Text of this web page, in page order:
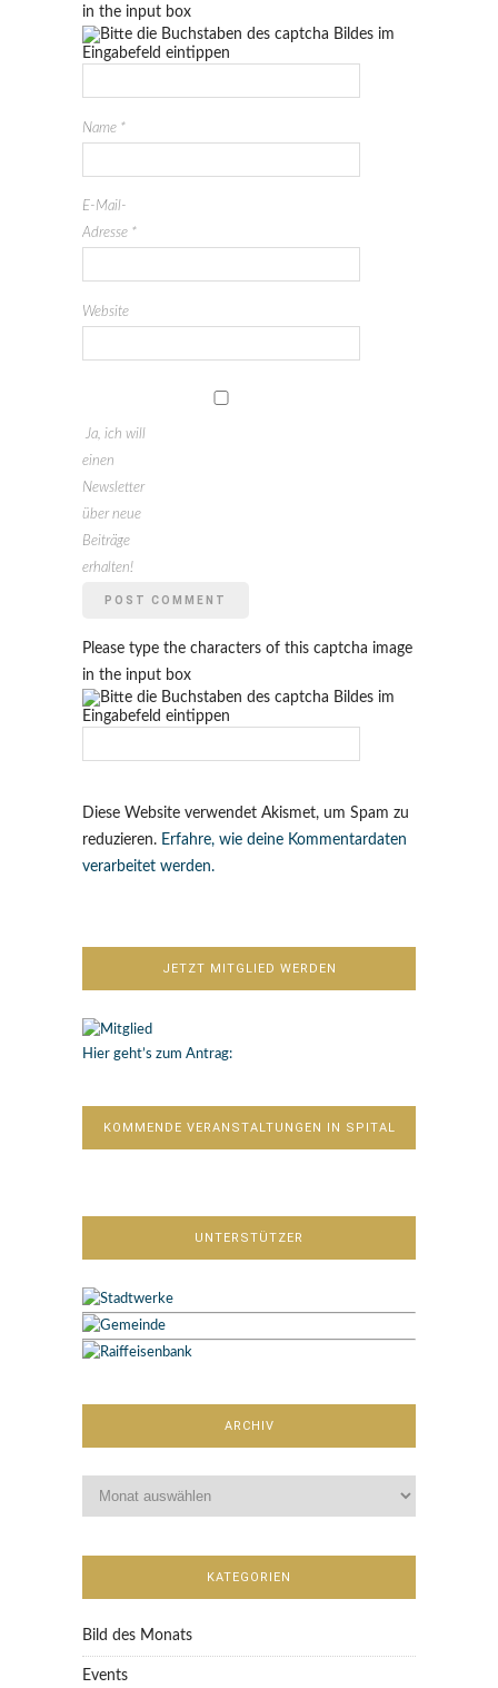
in the input box
Name *
E-Mail-
Adresse *
Website
Ja, ich will
einen
Newsletter
über neue
Beiträge
erhalten!
Please type the characters of this captcha image
in the input box
Diese Website verwendet Akismet, um Spam zu
reduzieren. Erfahre, wie deine Kommentardaten
verarbeitet werden.
JETZT MITGLIED WERDEN
Hier geht’s zum Antrag:
KOMMENDE VERANSTALTUNGEN IN SPITAL
UNTERSTÜTZER
ARCHIV
KATEGORIEN
Bild des Monats
Events